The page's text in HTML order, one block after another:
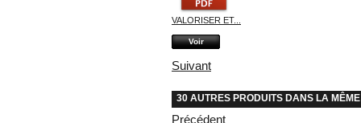
VALORISER ET...
Voir
Suivant
30 AUTRES PRODUITS DANS LA
Précédent